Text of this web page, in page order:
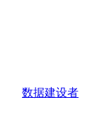
数据建设者